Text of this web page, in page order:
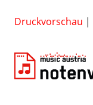
Druckvorschau |